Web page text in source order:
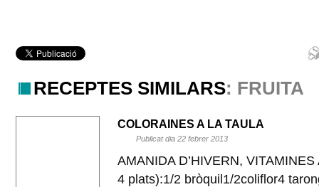
RECEPTES SIMILARS: FRUITA
COLORAINES A LA TAULA
Publicat dia 22 febrer 2013
AMANIDA D’HIVERN,
4 plats):1/2 bròquil1/2coliflor4